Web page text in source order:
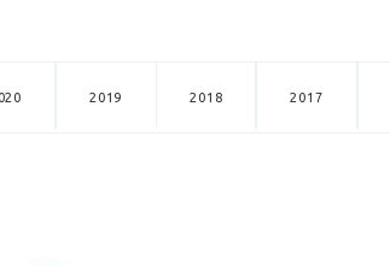
2019 2018 2017